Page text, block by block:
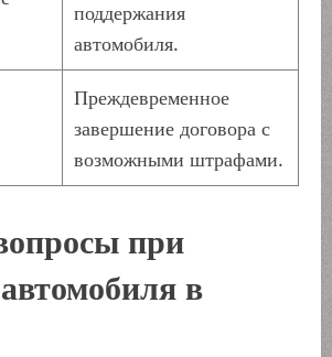
поддержания
автомобиля.
Преждевременное
завершение договора с
возможными штрафами.
при
в